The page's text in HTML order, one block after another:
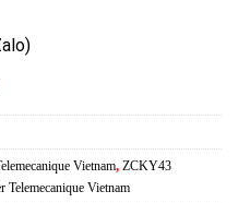
Vietnam, ZCKY43
Vietnam